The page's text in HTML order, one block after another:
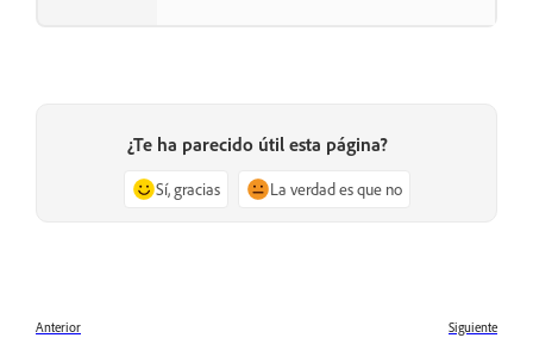
¿Te ha parecido útil esta página?
Sí, gracias La verdad es que no
Anterior Siguiente